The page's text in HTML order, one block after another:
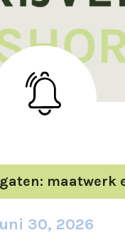
maatwerk
30, 2026